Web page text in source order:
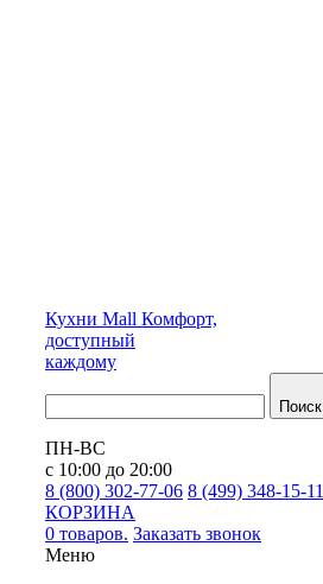
Кухни Mall Комфорт,
доступный
каждому
Поиск
ПН-ВС
с 10:00 до 20:00
8 (800) 302-77-06 8 (499) 348-15-11
КОРЗИНА
0 товаров. Заказать звонок
Меню